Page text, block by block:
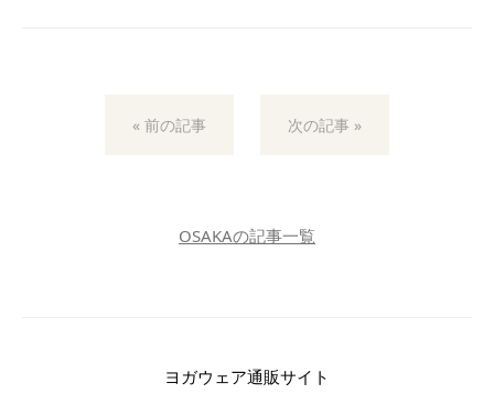
« 前の記事 次の記事 »
OSAKAの記事一覧
ヨガウェア通販サイト